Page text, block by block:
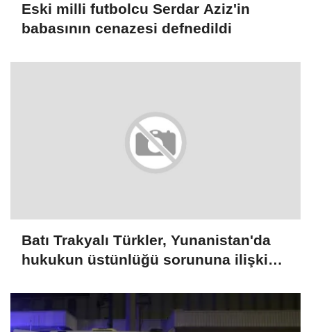
Eski milli futbolcu Serdar Aziz'in
babasının cenazesi defnedildi
Batı Trakyalı Türkler, Yunanistan'da
hukukun üstünlüğü sorununa ilişkin